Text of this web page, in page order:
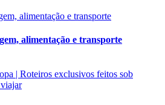
alimentação e transporte